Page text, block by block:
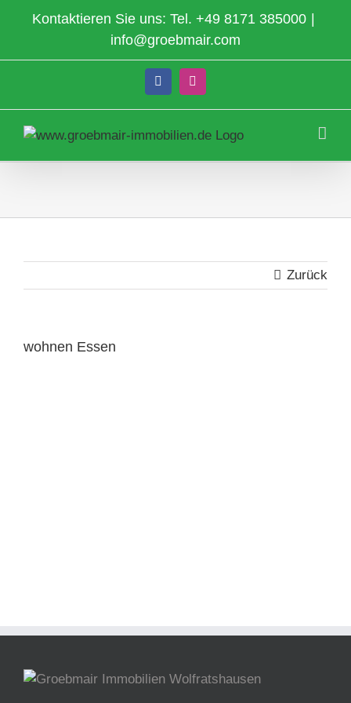
Kontaktieren Sie uns: Tel. +49 8171 385000 |
info@groebmair.com
FacebookInstagram
Zurück
wohnen Essen